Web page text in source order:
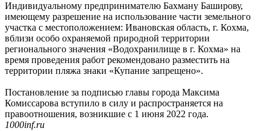
Индивидуальному предпринимателю Бахману Баширову,
имеющему разрешение на использование части земельного
участка с местоположением: Ивановская область, г. Кохма,
вблизи особо охраняемой природной территории
регионального значения «Водохранилище в г. Кохма» на
время проведения работ рекомендовано разместить на
территории пляжа знаки «Купание запрещено».
Постановление за подписью главы города Максима
Комиссарова вступило в силу и распространяется на
правоотношения, возникшие с 1 июня 2022 года.
1000inf.ru